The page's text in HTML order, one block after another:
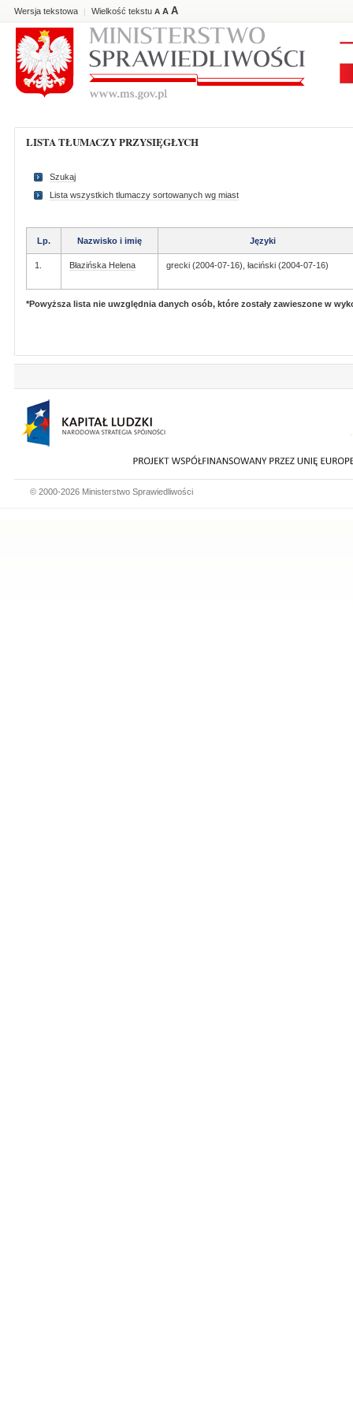
Wersja tekstowa | Wielkość tekstu A A A
LISTA TŁUMACZY PRZYSIĘGŁYCH
Szukaj
Lista wszystkich tlumaczy sortowanych wg miast
Lp. Nazwisko i imię Języki
1. Błazińska Helena grecki (2004-07-16), łaciński (2004-07-16)
*Powyższa lista nie uwzględnia danych osób, które zostały zawieszone w
© 2000-2026 Ministerstwo Sprawiedliwości